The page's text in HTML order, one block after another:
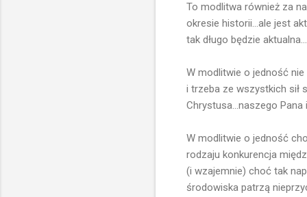
To modlitwa również za
okresie historii...ale jest
tak długo będzie aktualna...
W modlitwie o jedność
i trzeba ze wszystkich sił
Chrystusa...naszego Pana
W modlitwie o jedność
rodzaju konkurencja
(i wzajemnie) choć tak
środowiska patrzą